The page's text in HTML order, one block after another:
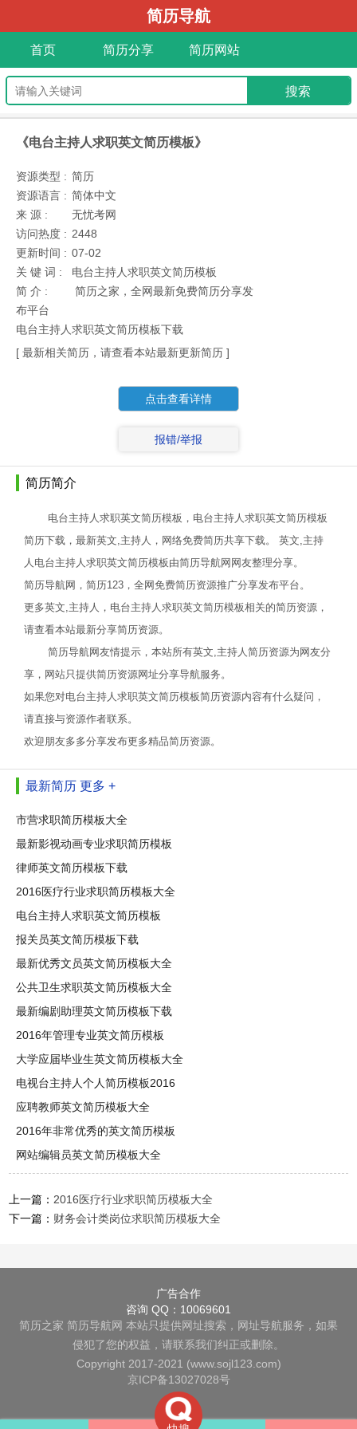
简历导航
首页 简历分享 简历网站
《电台主持人求职英文简历模板》
资源类型 : 简历
资源语言 : 简体中文
来 源 :
无忧考网
访问热度 : 2448
更新时间 : 07-02
关 键 词 :
电台主持人求职英文简历模板
简 介 :
简历之家，全网最新免费简历分享发
布平台
电台主持人求职英文简历模板下载
[ 最新相关简历，请查看本站最新更新简历 ]
点击查看详情
报错/举报
简历简介
电台主持人求职英文简历模板，电台主持人求职英文简历模板
简历下载，最新英文,主持人，网络免费简历共享下载。 英文,主持
人电台主持人求职英文简历模板由简历导航网网友整理分享。
简历导航网，简历123，全网免费简历资源推广分享发布平台。
更多英文,主持人，电台主持人求职英文简历模板相关的简历资源，
请查看本站最新分享简历资源。
简历导航网友情提示，本站所有英文,主持人简历资源为网友分
享，网站只提供简历资源网址分享导航服务。
如果您对电台主持人求职英文简历模板简历资源内容有什么疑问，
请直接与资源作者联系。
欢迎朋友多多分享发布更多精品简历资源。
最新简历 更多 +
市营求职简历模板大全
最新影视动画专业求职简历模板
律师英文简历模板下载
2016医疗行业求职简历模板大全
电台主持人求职英文简历模板
报关员英文简历模板下载
最新优秀文员英文简历模板大全
公共卫生求职英文简历模板大全
最新编剧助理英文简历模板下载
2016年管理专业英文简历模板
大学应届毕业生英文简历模板大全
电视台主持人个人简历模板2016
应聘教师英文简历模板大全
2016年非常优秀的英文简历模板
网站编辑员英文简历模板大全
上一篇： 2016医疗行业求职简历模板大全
下一篇： 财务会计类岗位求职简历模板大全
广告合作
咨询 QQ：10069601
简历之家 简历导航网 本站只提供网址搜索，网址导航服务，如果
侵犯了您的权益，请联系我们纠正或删除。
Copyright 2017-2021 (www.sojl123.com)
京ICP备13027028号